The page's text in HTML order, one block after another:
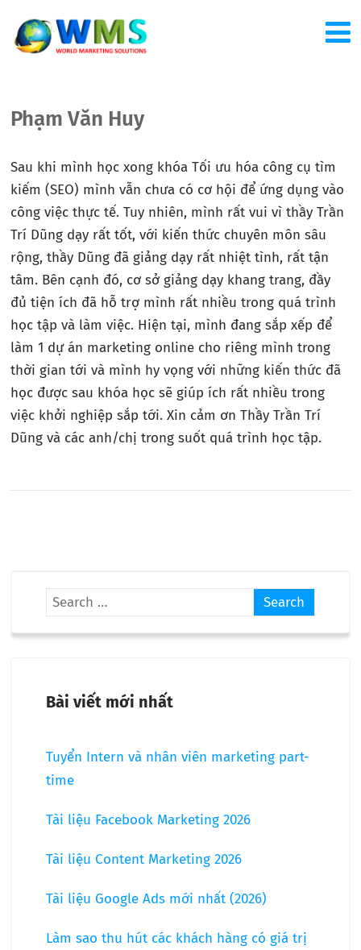
Phạm Văn Huy
Sau khi mình học xong khóa Tối ưu hóa công cụ tìm
kiếm (SEO) mình vẫn chưa có cơ hội để ứng dụng vào
công việc thực tế. Tuy nhiên, mình rất vui vì thầy Trần
Trí Dũng dạy rất tốt, với kiến thức chuyên môn sâu
rộng, thầy Dũng đã giảng dạy rất nhiệt tình, rất tận
tâm. Bên cạnh đó, cơ sở giảng dạy khang trang, đầy
đủ tiện ích đã hỗ trợ mình rất nhiều trong quá trình
học tập và làm việc. Hiện tại, mình đang sắp xếp để
làm 1 dự án marketing online cho riêng mình trong
thời gian tới và mình hy vọng với những kiến thức đã
học được sau khóa học sẽ giúp ích rất nhiều trong
việc khởi nghiệp sắp tới. Xin cảm ơn Thầy Trần Trí
Dũng và các anh/chị trong suốt quá trình học tập.
Bài viết mới nhất
Tuyển Intern và nhân viên marketing part-
time
Tài liệu Facebook Marketing 2026
Tài liệu Content Marketing 2026
Tài liệu Google Ads mới nhất (2026)
Làm sao thu hút các khách hàng có giá trị